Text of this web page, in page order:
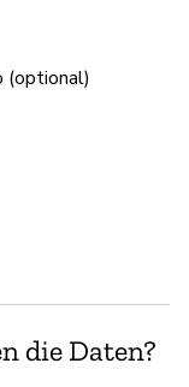
(optional)
die Daten?